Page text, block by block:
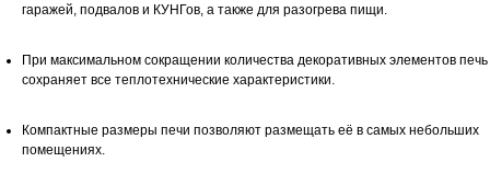
гаражей, подвалов и КУНГов, а также для разогрева пищи.
При максимальном сокращении количества декоративных элементов печь
сохраняет все теплотехнические характеристики.
Компактные размеры печи позволяют размещать её в самых небольших
помещениях.